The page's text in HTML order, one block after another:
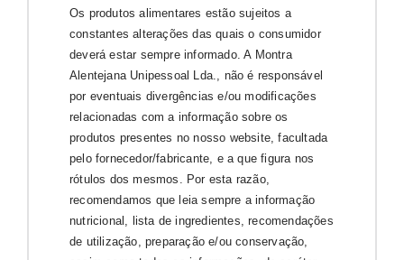
Os produtos alimentares estão sujeitos a
constantes alterações das quais o consumidor
deverá estar sempre informado. A Montra
Alentejana Unipessoal Lda., não é responsável
por eventuais divergências e/ou modificações
relacionadas com a informação sobre os
produtos presentes no nosso website, facultada
pelo fornecedor/fabricante, e a que figura nos
rótulos dos mesmos. Por esta razão,
recomendamos que leia sempre a informação
nutricional, lista de ingredientes, recomendações
de utilização, preparação e/ou conservação,